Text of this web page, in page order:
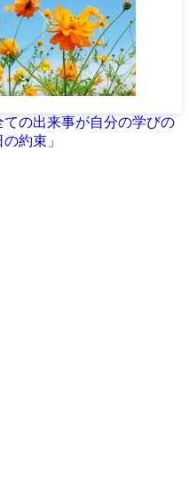
ての出来事が自分の学びの
約束」